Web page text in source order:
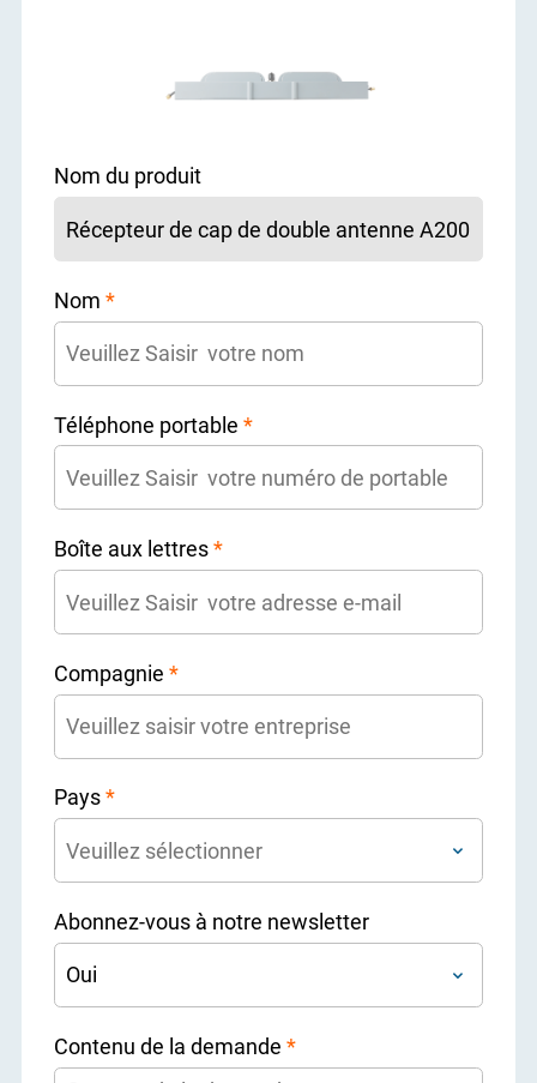
Nom du produit
Nom *
Téléphone portable *
Boîte aux lettres*
Compagnie *
Pays*
Abonnez-vous à notre newsletter
Contenu de la demande *